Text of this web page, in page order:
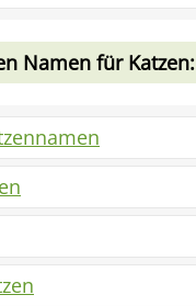
Namen für Katzen: